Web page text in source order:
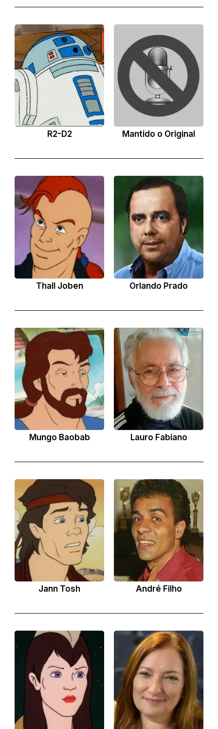
R2-D2 Mantido o Original
Thall Joben Orlando Prado
Mungo Baobab Lauro Fabiano
Jann Tosh André Filho